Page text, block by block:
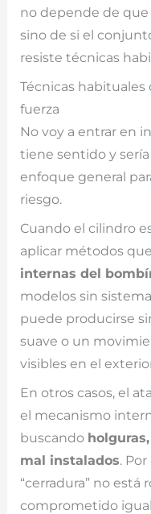
no depende de que
sino de si el
resiste técnicas
Técnicas habituales
fuerza
No voy a entrar en
tiene sentido y
enfoque general
riesgo.
Cuando el cilindro
aplicar métodos
internas del
modelos sin
puede producirse
suave o un
visibles en el
En otros casos, el
el mecanismo
buscando
mal instalados.
“cerradura” no está
comprometido